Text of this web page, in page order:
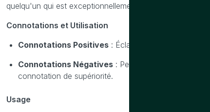
quelqu'un qui est exceptionnellement talentueux ou
Connotations et Utilisation
Connotations Positives : Éclat, distinction,
Connotations Négatives : Peut sembler
connotation de supériorité.
Usage